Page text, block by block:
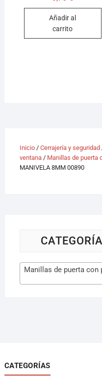
Añadir al
carrito
Inicio/ Cerrajería y seguridad
ventana/ Manillas de puerta
MANIVELA 8MM 00890
Manillas de puerta con
CATEGORÍAS